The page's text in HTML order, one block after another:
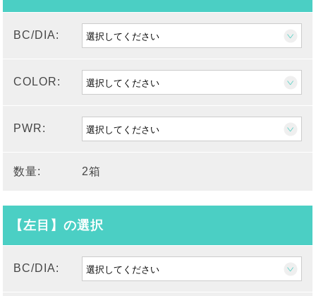
BC/DIA:
COLOR:
PWR:
数量: 2箱
【左目】の選択
BC/DIA: